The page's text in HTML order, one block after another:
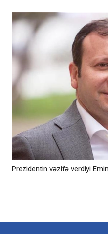
Prezidentin vəzifə verdiyi